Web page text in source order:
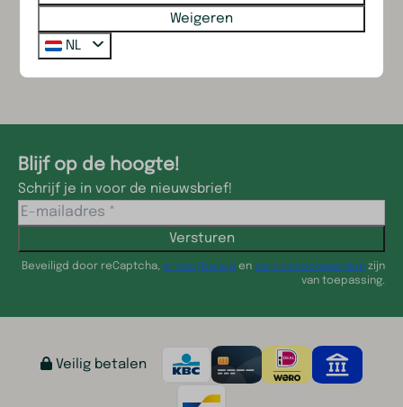
Versturen
Beveiligd door reCaptcha,
zijn van toepassing.
Blijf op de hoogte!
Schrijf je in voor de nieuwsbrief!
Versturen
Beveiligd door reCaptcha, privacybeleid en servicevoorwaarden zijn
van toepassing.
Veilig betalen
Weigeren
NL